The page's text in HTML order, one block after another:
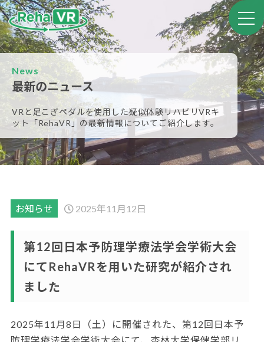
News
最新のニュース
VRと足こぎペダルを使用した疑似体験リハビリVRキ
ット
「RehaVR」の最新情報についてご紹介します。
お知らせ 2025年11月12日
第12回日本予防理学療法学会学術大会
にてRehaVRを用いた研究が紹介され
ました
2025年11月8日（土）に開催された、第12回日本予